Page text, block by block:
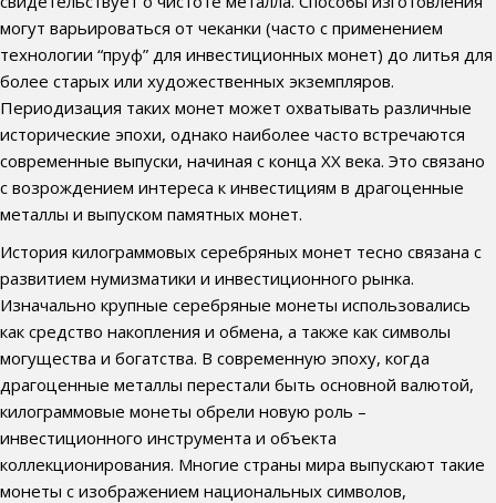
могут варьироваться от чеканки (часто с применением
технологии “пруф” для инвестиционных монет) до литья для
более старых или художественных экземпляров.
Периодизация таких монет может охватывать различные
исторические эпохи, однако наиболее часто встречаются
современные выпуски, начиная с конца XX века. Это связано
с возрождением интереса к инвестициям в драгоценные
металлы и выпуском памятных монет.
История килограммовых серебряных монет тесно связана с
развитием нумизматики и инвестиционного рынка.
Изначально крупные серебряные монеты использовались
как средство накопления и обмена, а также как символы
могущества и богатства. В современную эпоху, когда
драгоценные металлы перестали быть основной валютой,
килограммовые монеты обрели новую роль –
инвестиционного инструмента и объекта
коллекционирования. Многие страны мира выпускают такие
монеты с изображением национальных символов,